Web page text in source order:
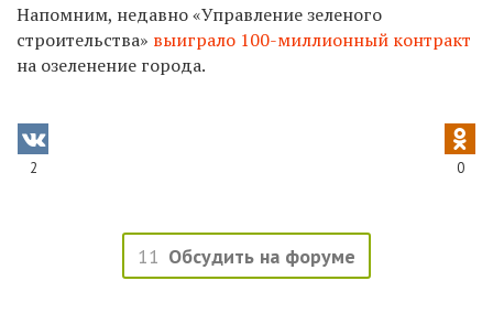
Напомним, недавно «Управление зеленого
строительства» выиграло 100-миллионный контракт
на озеленение города.
2 0
11 Обсудить на форуме